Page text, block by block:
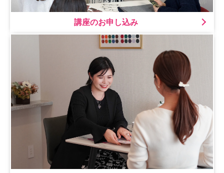
講座のお申し込み